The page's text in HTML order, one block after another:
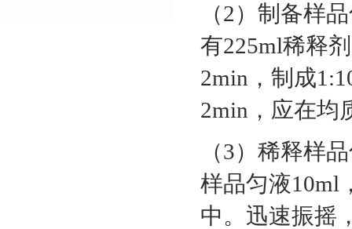
（2）制备样
有225ml稀释
2min，制成
2min，应在均
（3）稀释样
样品匀液10ml
中。迅速振摇